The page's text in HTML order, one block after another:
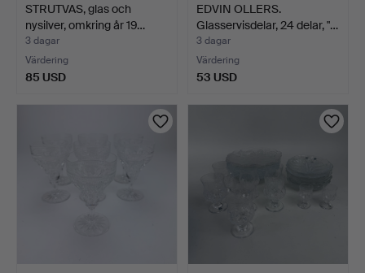
STRUTVAS, glas och
nysilver, omkring år 19…
3 dagar
Värdering
85 USD
EDVIN OLLERS.
Glasservisdelar, 24 delar, "…
3 dagar
Värdering
53 USD